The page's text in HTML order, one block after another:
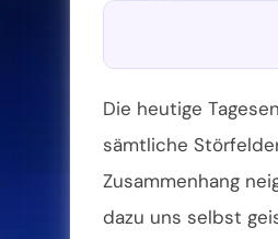
Die heutige
sämtliche
Zusammenhang
dazu uns selbst